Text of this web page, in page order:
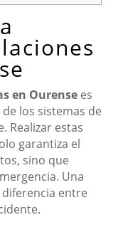
en Ourense es
los sistemas de
Realizar estas
garantiza el
sino que
Una
entre